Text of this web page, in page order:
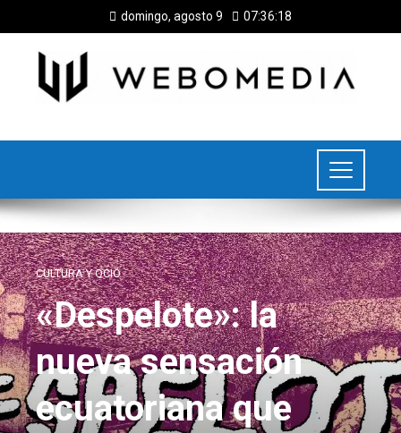
domingo, agosto 9 07:36:19
CULTURA Y OCIO
«Despelote»: la
nueva sensación
ecuatoriana que